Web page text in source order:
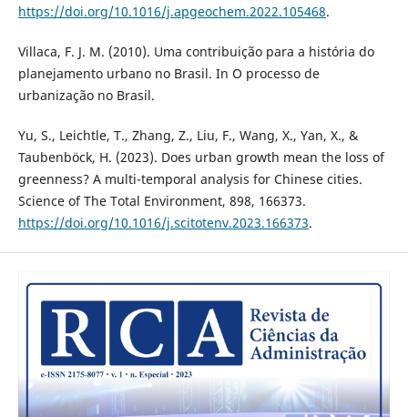
https://doi.org/10.1016/j.apgeochem.2022.105468.
Villaca, F. J. M. (2010). Uma contribuição para a história do
planejamento urbano no Brasil. In O processo de
urbanização no Brasil.
Yu, S., Leichtle, T., Zhang, Z., Liu, F., Wang, X., Yan, X., &
Taubenböck, H. (2023). Does urban growth mean the loss of
greenness? A multi-temporal analysis for Chinese cities.
Science of The Total Environment, 898, 166373.
https://doi.org/10.1016/j.scitotenv.2023.166373.